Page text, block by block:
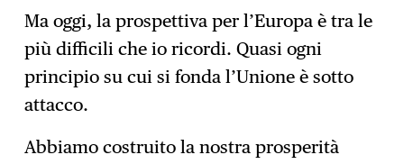
Ma oggi, la prospettiva per l’Europa è tra le
più difficili che io ricordi. Quasi ogni
principio su cui si fonda l’Unione è sotto
attacco.
Abbiamo costruito la nostra prosperità